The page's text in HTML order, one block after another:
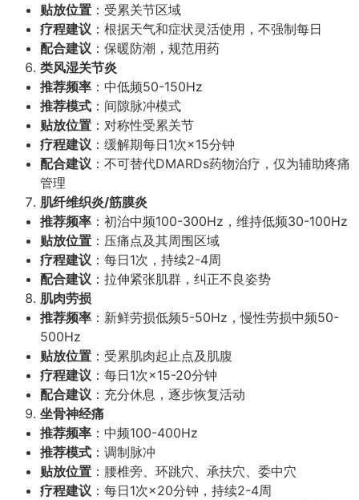
贴放位置 ：受累关节区域
疗程建议 ：根据天气和症状灵活使用，不强制每日
配合建议 ：保暖防潮，规范用药
类风湿关节炎
推荐频率 ：中低频50-150Hz
推荐模式 ：间隙脉冲模式
贴放位置 ：对称性受累关节
疗程建议 ：缓解期每日1次×15分钟
配合建议 ：不可替代DMARDs药物治疗，仅为辅助疼痛
管理
肌纤维织炎/筋膜炎
推荐频率 ：初治中频100-300Hz，维持低频30-100Hz
贴放位置 ：压痛点及其周围区域
疗程建议 ：每日1次，持续2-4周
配合建议 ：拉伸紧张肌群，纠正不良姿势
肌肉劳损
推荐频率 ：新鲜劳损低频5-50Hz，慢性劳损中频50-
500Hz
贴放位置 ：受累肌肉起止点及肌腹
疗程建议 ：每日1次×15-20分钟
配合建议 ：充分休息，逐步恢复活动
坐骨神经痛
推荐频率 ：中频100-400Hz
推荐模式 ：调制脉冲
贴放位置 ：腰椎旁、环跳穴、承扶穴、委中穴
疗程建议 ：每日1次×20分钟，持续2-4周